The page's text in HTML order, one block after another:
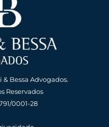
Bessa Advogados.
Reservados
0001-28